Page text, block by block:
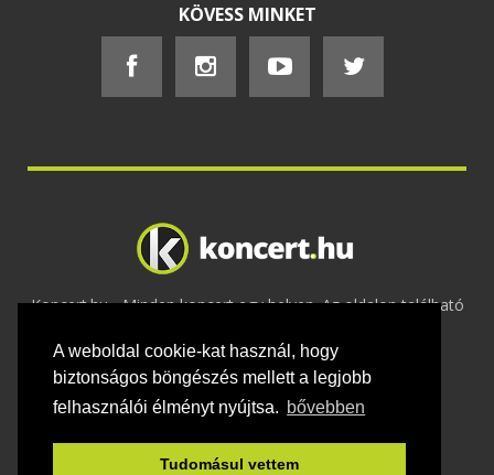
A weboldal cookie-kat használ, hogy
biztonságos böngészés mellett a legjobb
felhasználói élményt nyújtsa. bővebben
Tudomásul vettem
KÖVESS MINKET
Koncert.hu - Minden koncert egy helyen. Az oldalon található
2020 Adatvédelem-ÁSZF-Felhasználási
feltételek-Webmaster- Kapcsolat és üzenet küldés